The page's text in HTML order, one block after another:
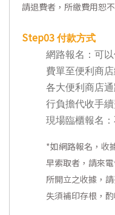
請退費者，所繳費用恕
Step03 付款方式
網路報名：可
費單至便利商
各大便利商店
行負擔代收手續
現場臨櫃報名
*如網路報名，收
早索取者，請來
所開立之收據，
失須補印存根，